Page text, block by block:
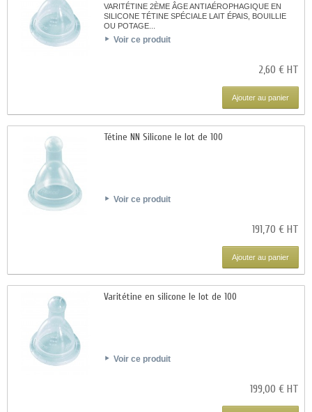
VARITÉTINE 2ÈME ÂGE ANTIAÉROPHAGIQUE EN
SILICONE TÉTINE SPÉCIALE LAIT ÉPAIS, BOUILLIE
OU POTAGE...
Voir ce produit
2,60 € HT
Ajouter au panier
Tétine NN Silicone le lot de 100
Voir ce produit
191,70 € HT
Ajouter au panier
Varitétine en silicone le lot de 100
Voir ce produit
199,00 € HT